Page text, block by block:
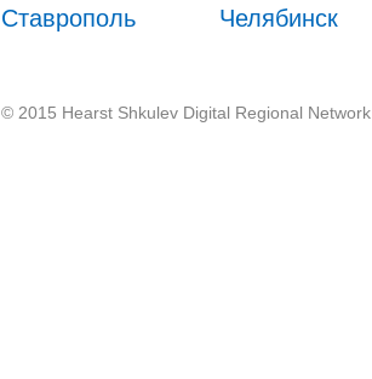
Ставрополь Челябинск
© 2015 Hearst Shkulev Digital Regional Network